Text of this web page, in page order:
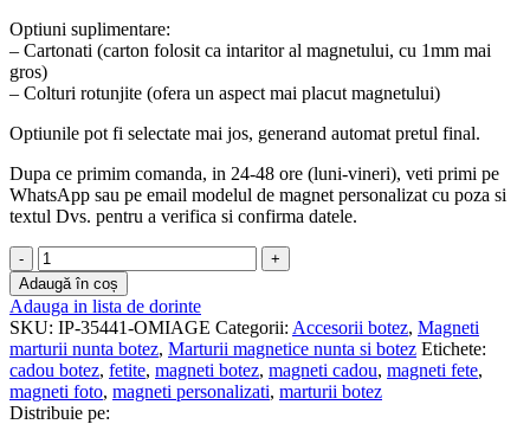
Optiuni suplimentare:
– Cartonati (carton folosit ca intaritor al magnetului, cu 1mm mai
gros)
– Colturi rotunjite (ofera un aspect mai placut magnetului)
Optiunile pot fi selectate mai jos, generand automat pretul final.
Dupa ce primim comanda, in 24-48 ore (luni-vineri), veti primi pe
WhatsApp sau pe email modelul de magnet personalizat cu poza si
textul Dvs. pentru a verifica si confirma datele.
Cantitate
Magnet
personalizat
nunta
si
botez
-
MNO-
011
Adaugă în coș
Adauga in lista de dorinte
SKU: IP-35441-OMIAGE Categorii: Accesorii botez, Magneti
marturii nunta botez, Marturii magnetice nunta si botez Etichete:
cadou botez, fetite, magneti botez, magneti cadou, magneti fete,
magneti foto, magneti personalizati, marturii botez
Distribuie pe: